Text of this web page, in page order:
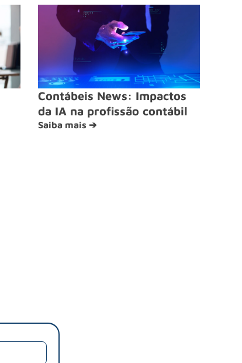
Contábeis News: Impactos
da IA na profissão contábil
Saiba mais ➔